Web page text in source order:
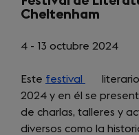
Cheltenham
4 - 13 octubre 2024
Este festival
(opens
in
a
new
2024 y en él se
de charlas, talleres y
diversos como la